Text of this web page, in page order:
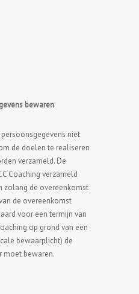
bewaren
niet
de doelen te realiseren
verzameld. De
Coaching verzameld
zolang de overeenkomst
de overeenkomst
voor een termijn van
op grond van een
bewaarplicht) de
moet bewaren.